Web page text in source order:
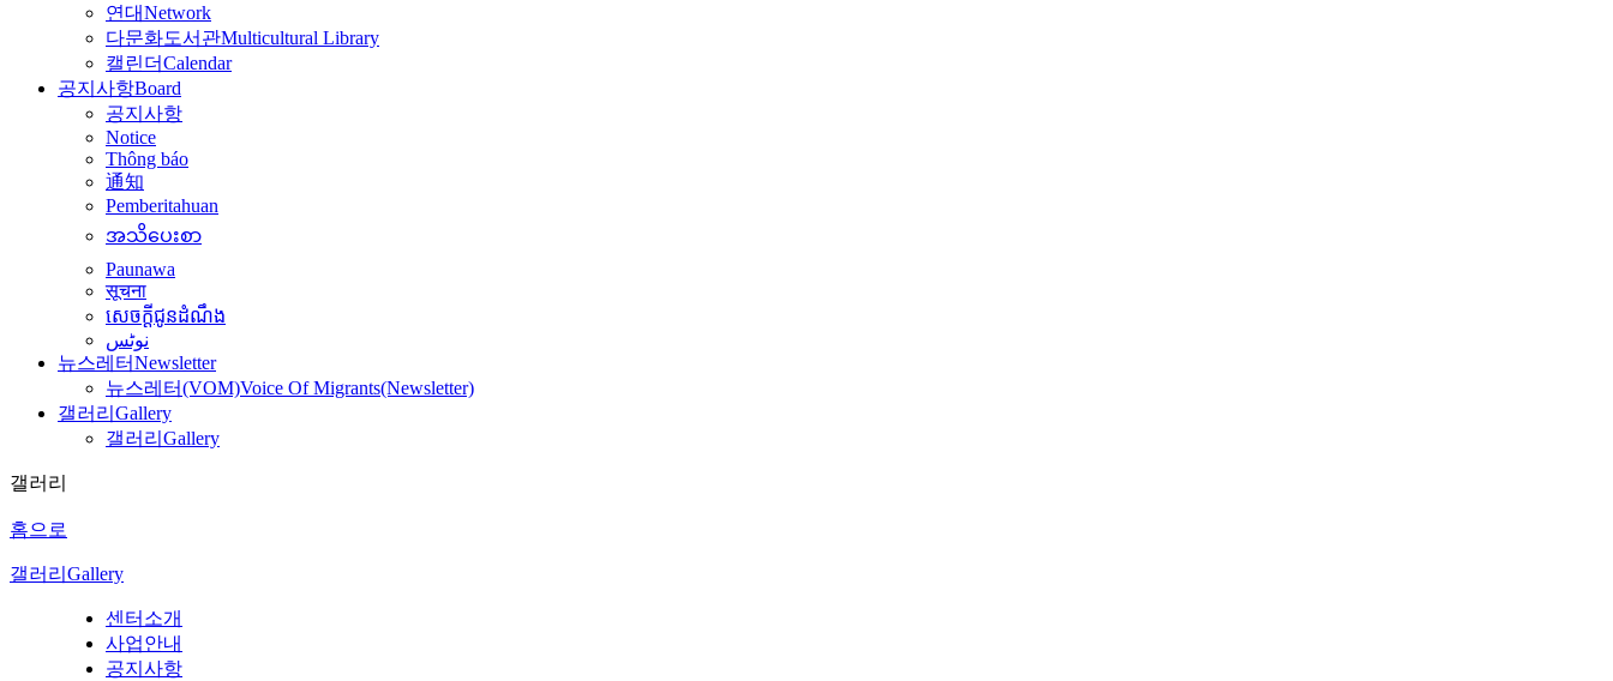
연대Network
다문화도서관Multicultural Library
캘린더Calendar
공지사항Board
공지사항
Notice
Thông báo
通知
Pemberitahuan
အသိပေးစာ
Paunawa
सूचना
សេចក្តីជូនដំណឹង
نوٹس
뉴스레터Newsletter
뉴스레터(VOM)Voice Of Migrants(Newsletter)
갤러리 Gallery
갤러리 Gallery
갤러리
홈으로
갤러리 Gallery
센터소개
사업안내
공지사항